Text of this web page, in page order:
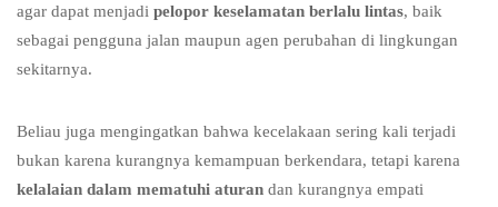
agar dapat menjadi pelopor keselamatan berlalu lintas, baik
sebagai pengguna jalan maupun agen perubahan di lingkungan
sekitarnya.
Beliau juga mengingatkan bahwa kecelakaan sering kali terjadi
bukan karena kurangnya kemampuan berkendara, tetapi karena
kelalaian dalam mematuhi aturan dan kurangnya empati